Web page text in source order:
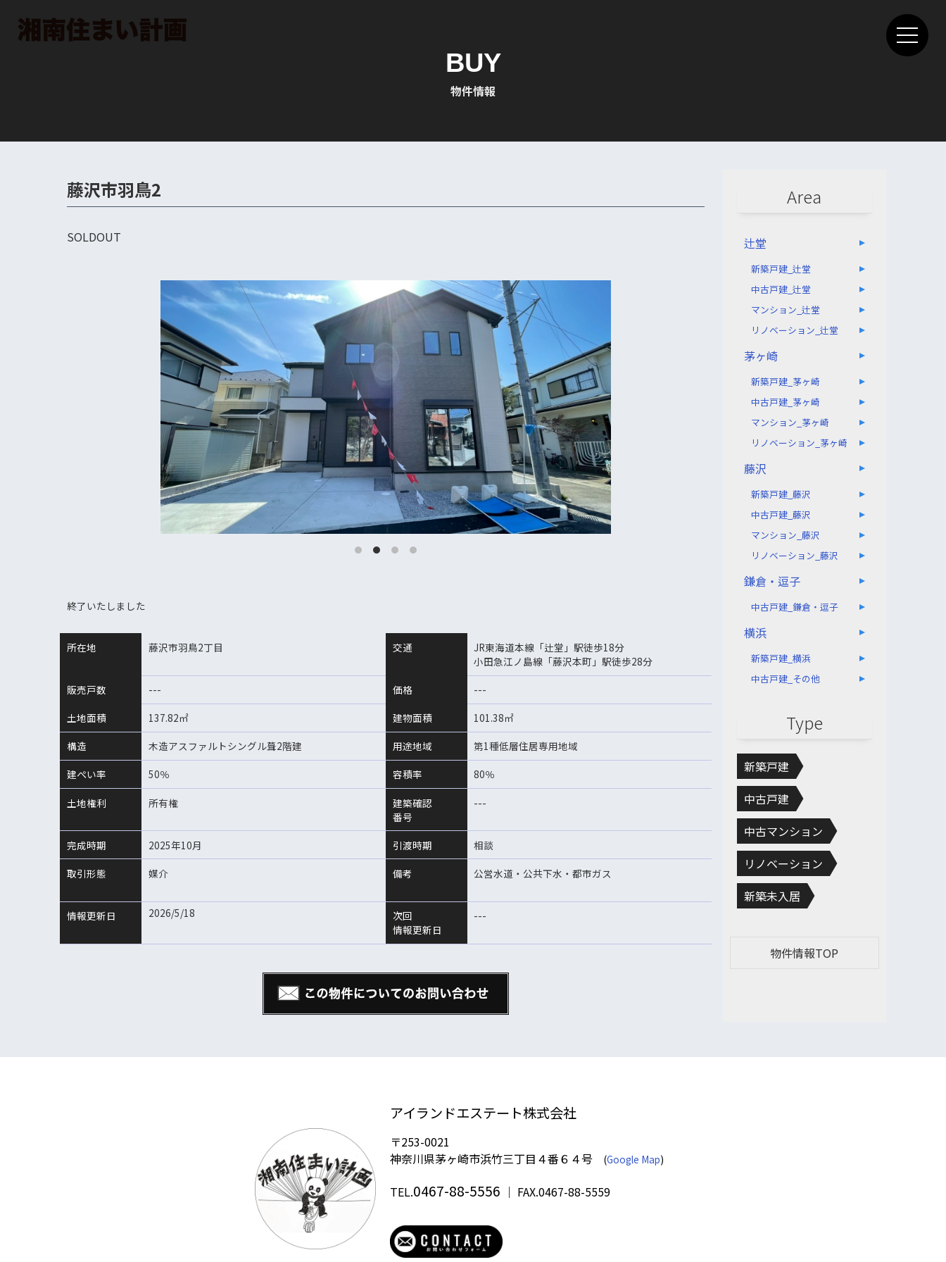
BUY
物件情報
藤沢市羽鳥2
SOLDOUT
終了いたしました
所在地 藤沢市羽鳥2丁目 交通
JR東海道本線「辻堂」駅徒歩18分
小田急江ノ島線「藤沢本町」駅徒歩28分
販売戸数 --- 価格 ---
土地面積 137.82㎡ 建物面積 101.38㎡
構造 木造アスファルトシングル葺2階建 用途地域 第1種低層住居専用地域
建ぺい率 50％ 容積率 80％
土地権利 所有権
建築確認
番号
---
完成時期 2025年10月 引渡時期 相談
取引形態 媒介 備考 公営水道・公共下水・都市ガス
情報更新日 2026/5/18
次回
情報更新日
---
Area
辻堂
新築戸建_辻堂
中古戸建_辻堂
マンション_辻堂
リノベーション_辻堂
茅ヶ崎
新築戸建_茅ヶ崎
中古戸建_茅ヶ崎
マンション_茅ヶ崎
リノベーション_茅ヶ崎
藤沢
新築戸建_藤沢
中古戸建_藤沢
マンション_藤沢
リノベーション_藤沢
鎌倉・逗子
中古戸建_鎌倉・逗子
横浜
新築戸建_横浜
中古戸建_その他
Type
新築戸建
中古戸建
中古マンション
リノベーション
新築未入居
物件情報TOP
アイランドエステート株式会社
〒253-0021
神奈川県茅ヶ崎市浜竹三丁目４番６４号 (Google Map)
TEL.0467-88-5556 ｜ FAX.0467-88-5559